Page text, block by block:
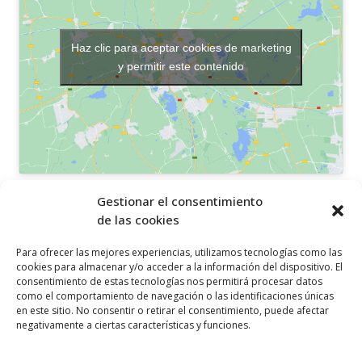
Gestionar el consentimiento
de las cookies
Para ofrecer las mejores experiencias, utilizamos tecnologías como las
cookies para almacenar y/o acceder a la información del dispositivo. El
consentimiento de estas tecnologías nos permitirá procesar datos
como el comportamiento de navegación o las identificaciones únicas
en este sitio. No consentir o retirar el consentimiento, puede afectar
negativamente a ciertas características y funciones.
Haz clic para aceptar cookies de marketing
y permitir este contenido
OTROS ENLACES
Política de cookies
Aviso legal
Canal ético